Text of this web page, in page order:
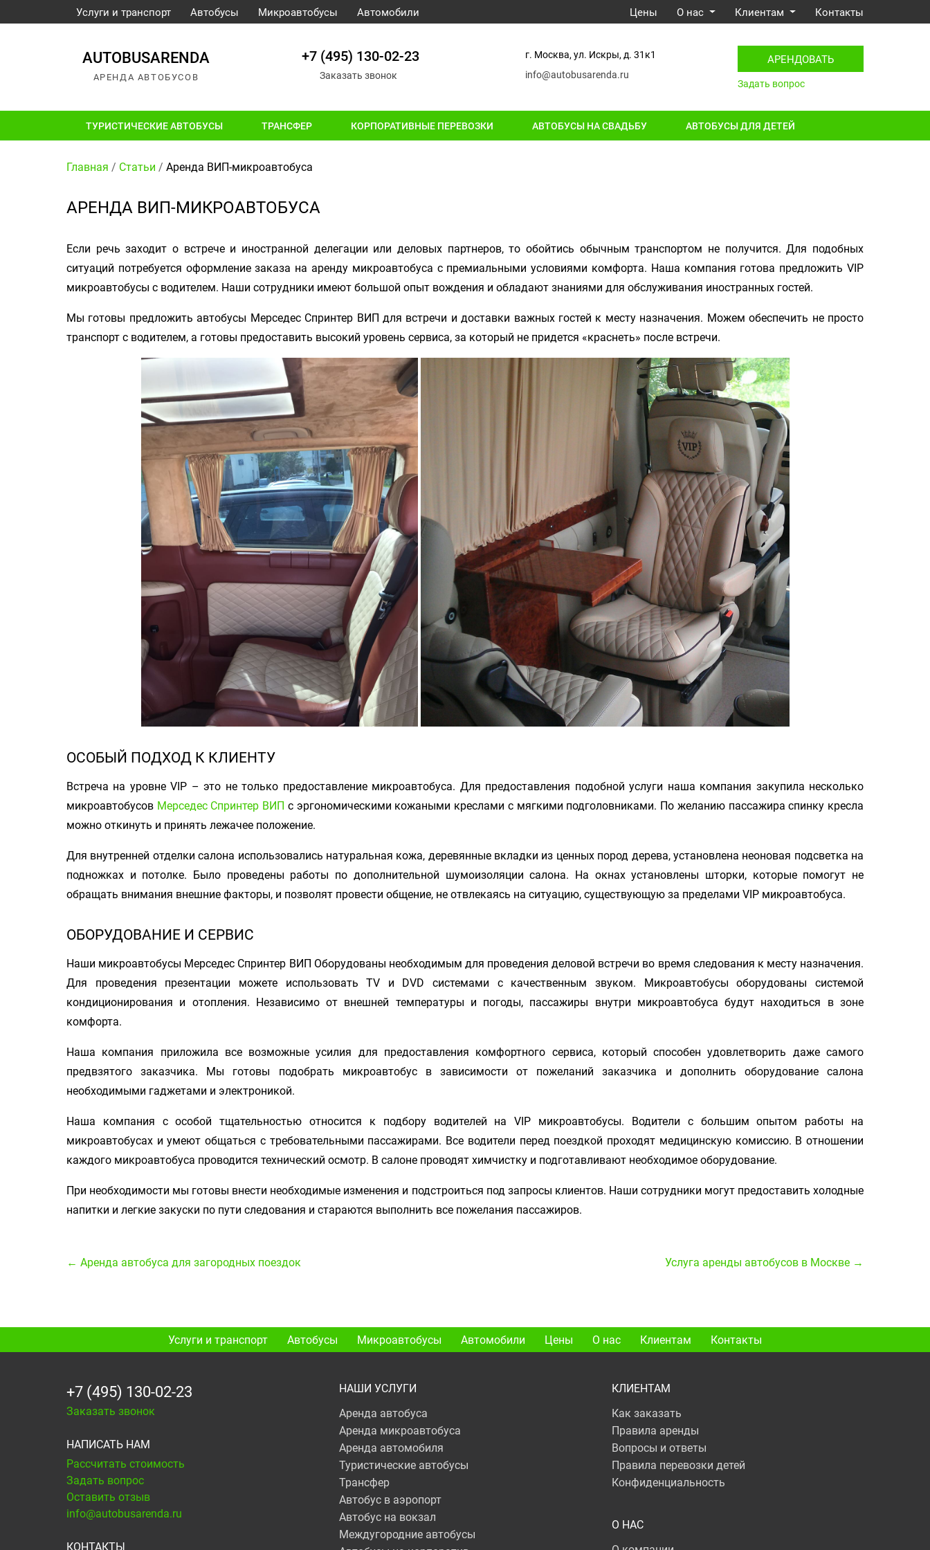
Услуги и транспорт Автобусы Микроавтобусы Автомобили Цены О нас Клиентам Контакты
AUTOBUSARENDA
АРЕНДА АВТОБУСОВ
+7 (495) 130-02-23
Заказать звонок
г. Москва, ул. Искры, д. 31к1
info@autobusarenda.ru
АРЕНДОВАТЬ
Задать вопрос
ТУРИСТИЧЕСКИЕ АВТОБУСЫ ТРАНСФЕР КОРПОРАТИВНЫЕ ПЕРЕВОЗКИ АВТОБУСЫ НА СВАДЬБУ АВТОБУСЫ ДЛЯ ДЕТЕЙ
Главная / Статьи / Аренда ВИП-микроавтобуса
АРЕНДА ВИП-МИКРОАВТОБУСА
Если речь заходит о встрече и иностранной делегации или деловых партнеров, то обойтись обычным транспортом не получится. Для подобных
ситуаций потребуется оформление заказа на аренду микроавтобуса с премиальными условиями комфорта. Наша компания готова предложить VIP
микроавтобусы с водителем. Наши сотрудники имеют большой опыт вождения и обладают знаниями для обслуживания иностранных гостей.
Мы готовы предложить автобусы Мерседес Спринтер ВИП для встречи и доставки важных гостей к месту назначения. Можем обеспечить не просто
транспорт с водителем, а готовы предоставить высокий уровень сервиса, за который не придется «краснеть» после встречи.
ОСОБЫЙ ПОДХОД К КЛИЕНТУ
Встреча на уровне VIP – это не только предоставление микроавтобуса. Для предоставления подобной услуги наша компания закупила несколько
микроавтобусов Мерседес Спринтер ВИП с эргономическими кожаными креслами с мягкими подголовниками. По желанию пассажира спинку кресла
можно откинуть и принять лежачее положение.
Для внутренней отделки салона использовались натуральная кожа, деревянные вкладки из ценных пород дерева, установлена неоновая подсветка на
подножках и потолке. Было проведены работы по дополнительной шумоизоляции салона. На окнах установлены шторки, которые помогут не
обращать внимания внешние факторы, и позволят провести общение, не отвлекаясь на ситуацию, существующую за пределами VIP микроавтобуса.
ОБОРУДОВАНИЕ И СЕРВИС
Наши микроавтобусы Мерседес Спринтер ВИП Оборудованы необходимым для проведения деловой встречи во время следования к месту назначения.
Для проведения презентации можете использовать TV и DVD системами с качественным звуком. Микроавтобусы оборудованы системой
кондиционирования и отопления. Независимо от внешней температуры и погоды, пассажиры внутри микроавтобуса будут находиться в зоне
комфорта.
Наша компания приложила все возможные усилия для предоставления комфортного сервиса, который способен удовлетворить даже самого
предвзятого заказчика. Мы готовы подобрать микроавтобус в зависимости от пожеланий заказчика и дополнить оборудование салона
необходимыми гаджетами и электроникой.
Наша компания с особой тщательностью относится к подбору водителей на VIP микроавтобусы. Водители с большим опытом работы на
микроавтобусах и умеют общаться с требовательными пассажирами. Все водители перед поездкой проходят медицинскую комиссию. В отношении
каждого микроавтобуса проводится технический осмотр. В салоне проводят химчистку и подготавливают необходимое оборудование.
При необходимости мы готовы внести необходимые изменения и подстроиться под запросы клиентов. Наши сотрудники могут предоставить холодные
напитки и легкие закуски по пути следования и стараются выполнить все пожелания пассажиров.
← Аренда автобуса для загородных поездок Услуга аренды автобусов в Москве →
Услуги и транспорт Автобусы Микроавтобусы Автомобили Цены О нас Клиентам Контакты
+7 (495) 130-02-23
Заказать звонок
НАПИСАТЬ НАМ
Рассчитать стоимость
Задать вопрос
Оставить отзыв
info@autobusarenda.ru
КОНТАКТЫ
НАШИ УСЛУГИ
Аренда автобуса
Аренда микроавтобуса
Аренда автомобиля
Туристические автобусы
Трансфер
Автобус в аэропорт
Автобус на вокзал
Междугородние автобусы
КЛИЕНТАМ
Как заказать
Правила аренды
Вопросы и ответы
Правила перевозки детей
Конфиденциальность
О НАС